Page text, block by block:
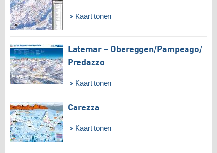
Kaart tonen
Latemar – Obereggen/​Pampeago/​
Predazzo
Kaart tonen
Carezza
Kaart tonen